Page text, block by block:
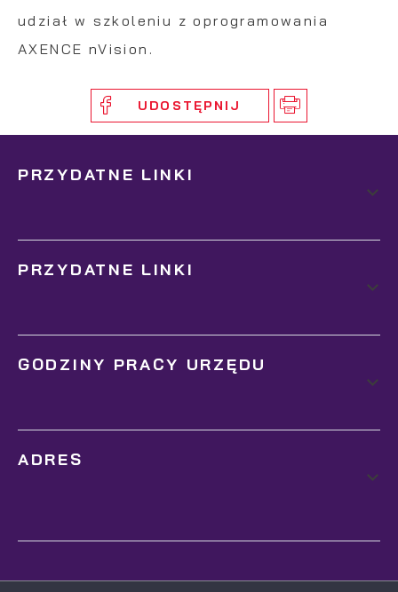
udział w szkoleniu z oprogramowania
AXENCE nVision.
UDOSTĘPNIJ
PRZYDATNE LINKI
PRZYDATNE LINKI
GODZINY PRACY URZĘDU
ADRES